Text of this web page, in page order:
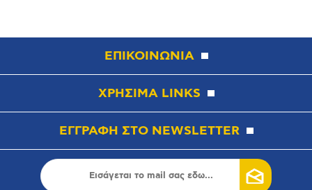
ΕΠΙΚΟΙΝΩΝΙΑ
ΧΡΗΣΙΜΑ LINKS
ΕΓΓΡΑΦΗ ΣΤΟ NEWSLETTER